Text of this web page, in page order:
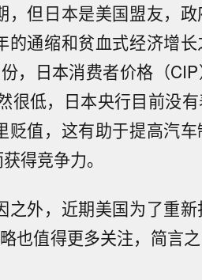
，但日本是美国盟友，
的通缩和贫血式经济增
，日本消费者价格（
很低，日本央行目前没
贬值，这有助于提高汽
得竞争力。
之外，近期美国为了重
也值得更多关注，简言